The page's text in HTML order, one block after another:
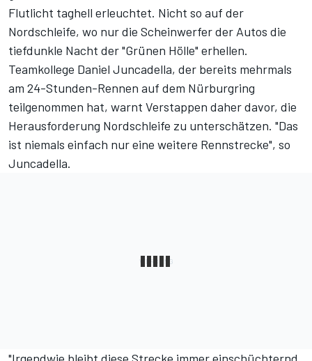
Flutlicht taghell erleuchtet. Nicht so auf der
Nordschleife, wo nur die Scheinwerfer der Autos die
tiefdunkle Nacht der "Grünen Hölle" erhellen.
Teamkollege Daniel Juncadella, der bereits mehrmals
am 24-Stunden-Rennen auf dem Nürburgring
teilgenommen hat, warnt Verstappen daher davor, die
Herausforderung Nordschleife zu unterschätzen. "Das
ist niemals einfach nur eine weitere Rennstrecke", so
Juncadella.